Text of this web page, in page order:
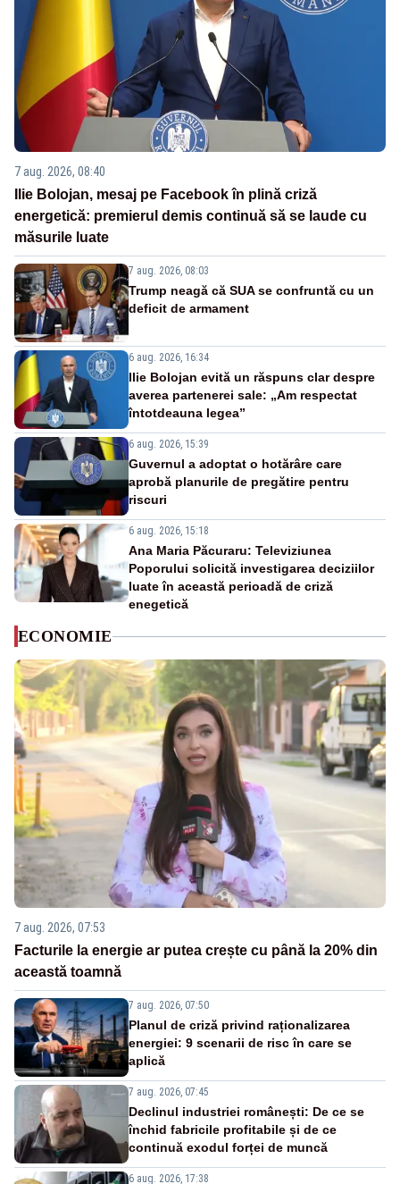
7 aug. 2026, 08:40
Ilie Bolojan, mesaj pe Facebook în plină criză
energetică: premierul demis continuă să se laude cu
măsurile luate
7 aug. 2026, 08:03
Trump neagă că SUA se confruntă cu un
deficit de armament
6 aug. 2026, 16:34
Ilie Bolojan evită un răspuns clar despre
averea partenerei sale: „Am respectat
întotdeauna legea”
6 aug. 2026, 15:39
Guvernul a adoptat o hotărâre care
aprobă planurile de pregătire pentru
riscuri
6 aug. 2026, 15:18
Ana Maria Păcuraru: Televiziunea
Poporului solicită investigarea deciziilor
luate în această perioadă de criză
enegetică
ECONOMIE
7 aug. 2026, 07:53
Facturile la energie ar putea crește cu până la 20% din
această toamnă
7 aug. 2026, 07:50
Planul de criză privind raționalizarea
energiei: 9 scenarii de risc în care se
aplică
7 aug. 2026, 07:45
Declinul industriei românești: De ce se
închid fabricile profitabile și de ce
continuă exodul forței de muncă
6 aug. 2026, 17:38